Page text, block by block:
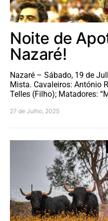
Noite de
Nazaré!
Nazaré – Sábado, 19 de
Mista. Cavaleiros: António
Telles (Filho); Matadores:
27 de Julho, 2025